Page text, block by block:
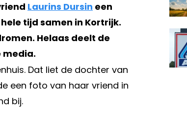
Laurins Dursin een
tijd samen in Kortrijk.
Helaas deelt de
media.
Dat liet de dochter van
een foto van haar vriend in
bij.